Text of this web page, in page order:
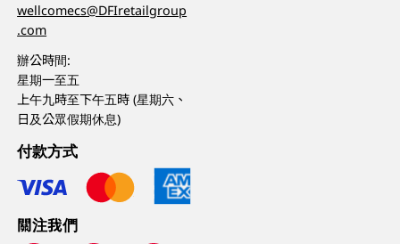
wellcomecs@DFIretailgroup
.com
辦公時間:
星期一至五
上午九時至下午五時 (星期六、
日及公眾假期休息)
付款方式
關注我們